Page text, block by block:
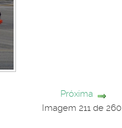
Próxima
Imagem 211 de 260